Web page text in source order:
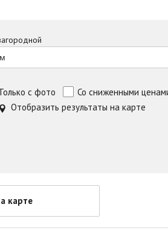
с фото Со сниженными
Отобразить результаты на карте
карте